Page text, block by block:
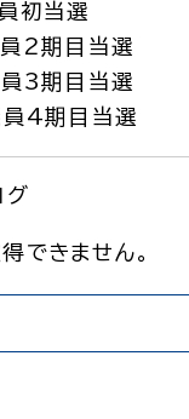
初当選
2期目当選
3期目当選
4期目当選
グ
できません。